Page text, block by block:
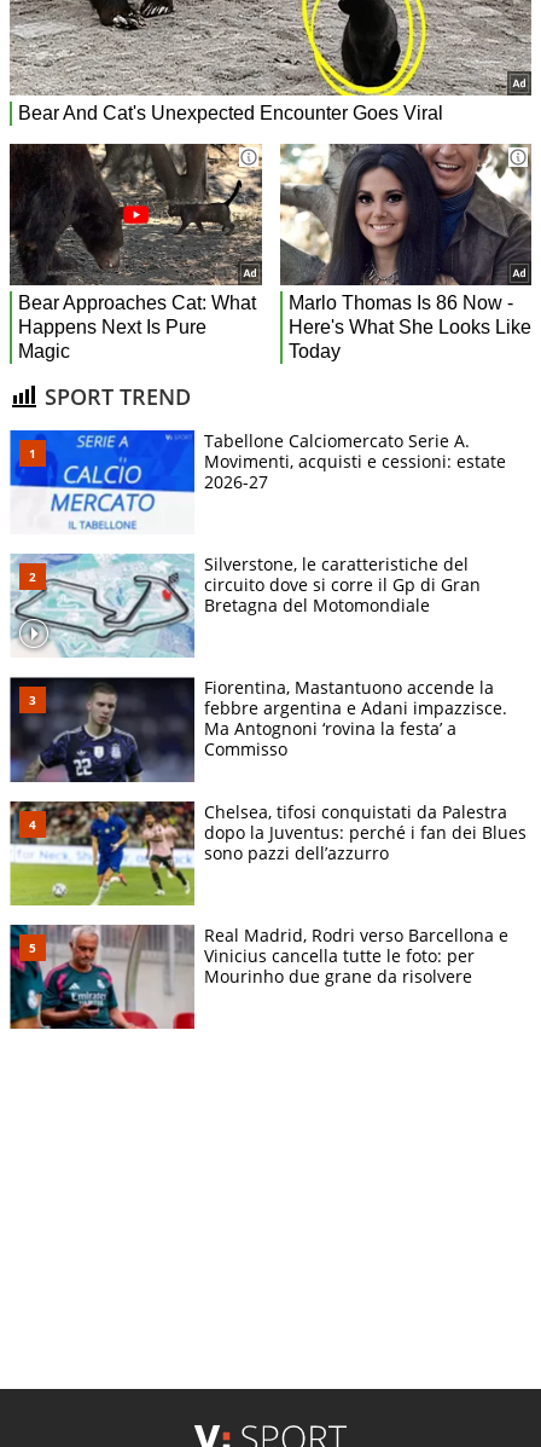
SPORT TREND
Tabellone Calciomercato Serie A.
Movimenti, acquisti e cessioni: estate
2026-27
Silverstone, le caratteristiche del
circuito dove si corre il Gp di Gran
Bretagna del Motomondiale
Fiorentina, Mastantuono accende la
febbre argentina e Adani impazzisce.
Ma Antognoni ‘rovina la festa’ a
Commisso
Chelsea, tifosi conquistati da Palestra
dopo la Juventus: perché i fan dei Blues
sono pazzi dell’azzurro
Real Madrid, Rodri verso Barcellona e
Vinicius cancella tutte le foto: per
Mourinho due grane da risolvere